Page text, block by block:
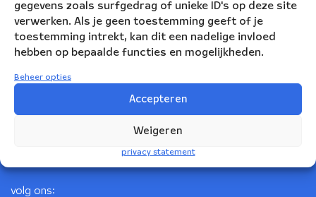
gegevens zoals surfgedrag of unieke ID's op deze site
verwerken. Als je geen toestemming geeft of je
toestemming intrekt, kan dit een nadelige invloed
hebben op bepaalde functies en mogelijkheden.
Beheer opties
Accepteren
Weigeren
privacy statement
Nederlands Blazers Ensemble
Korte Leidsedwarsstraat 12
volg ons: